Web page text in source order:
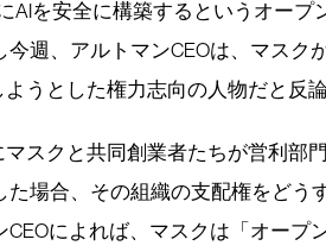
AIを安全に構築するというオープ
週、アルトマンCEOは、マスク
うとした権力志向の人物だと反論
スクと共同創業者たちが営利部
場合、その組織の支配権をどう
によれば、マスクは「オープ